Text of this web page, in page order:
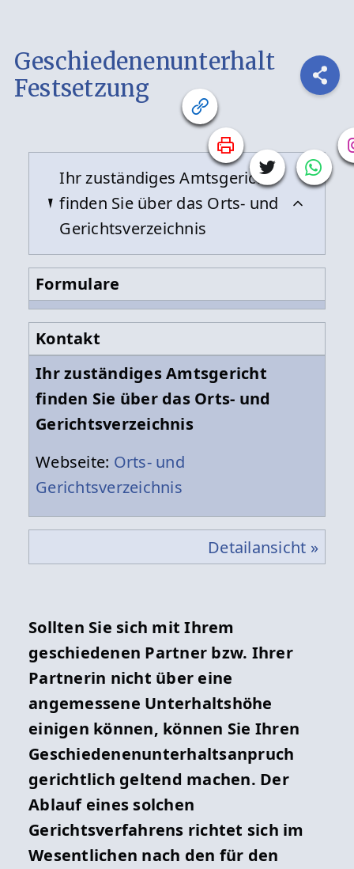
Geschiedenenunterhalt
Festsetzung
Ihr zuständiges Amtsgericht
finden Sie über das Orts- und
Gerichtsverzeichnis
Formulare
Kontakt
Ihr zuständiges Amtsgericht
finden Sie über das Orts- und
Gerichtsverzeichnis
Webseite: Orts- und
Gerichtsverzeichnis
Detailansicht »
Sollten Sie sich mit Ihrem
geschiedenen Partner bzw. Ihrer
Partnerin nicht über eine
angemessene Unterhaltshöhe
einigen können, können Sie Ihren
Geschiedenenunterhaltsanpruch
gerichtlich geltend machen. Der
Ablauf eines solchen
Gerichtsverfahrens richtet sich im
Wesentlichen nach den für den